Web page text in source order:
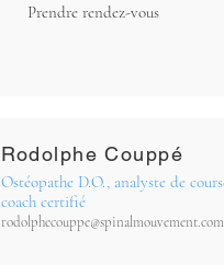
Prendre rendez-vous
Rodolphe Couppé
Ostéopathe D.O., analyste de
coach certifié
rodolphecouppe@spinalmouvement.com